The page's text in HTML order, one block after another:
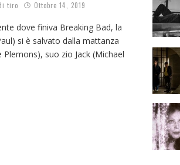
tiro Ottobre 14, 2019
dove finiva Breaking Bad, la
si è salvato dalla mattanza
suo zio Jack (Michael